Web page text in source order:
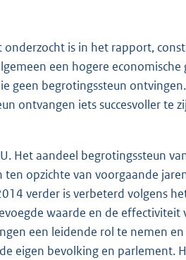
is in het rapport,
een hogere economische
geen begrotingssteun
ontvangen iets succesvoller te
Het aandeel begrotingssteun
opzichte van voorgaande
verder is verbeterd volgens
waarde en de effectiviteit
een leidende rol te nemen
eigen bevolking en parlement.